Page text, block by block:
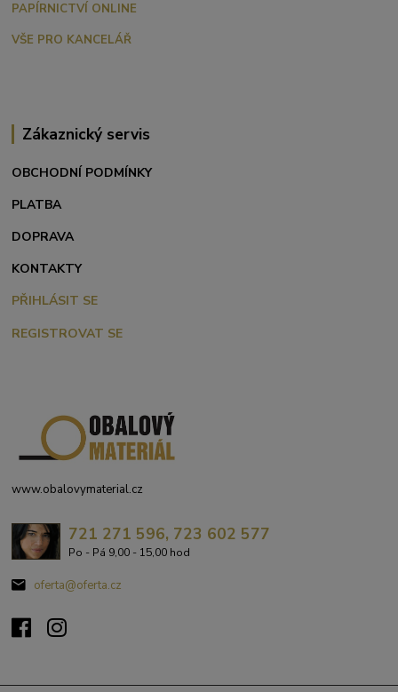
PAPÍRNICTVÍ ONLINE
VŠE PRO KANCELÁŘ
Zákaznický servis
OBCHODNÍ PODMÍNKY
PLATBA
DOPRAVA
KONTAKTY
PŘIHLÁSIT SE
REGISTROVAT SE
www.obalovymaterial.cz
721 271 596, 723 602 577
Po - Pá 9,00 - 15,00 hod
oferta@oferta.cz